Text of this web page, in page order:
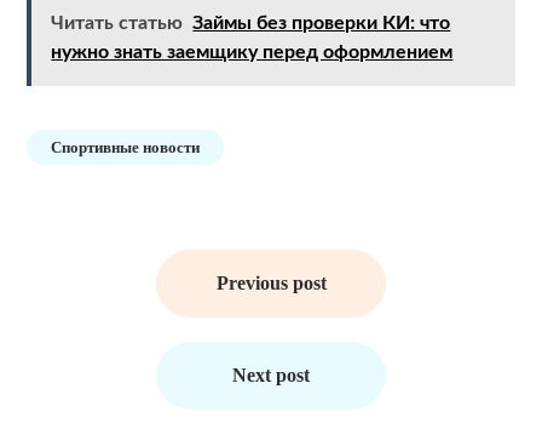
Читать статью Займы без проверки КИ: что
нужно знать заемщику перед оформлением
Спортивные новости
Previous post
Next post